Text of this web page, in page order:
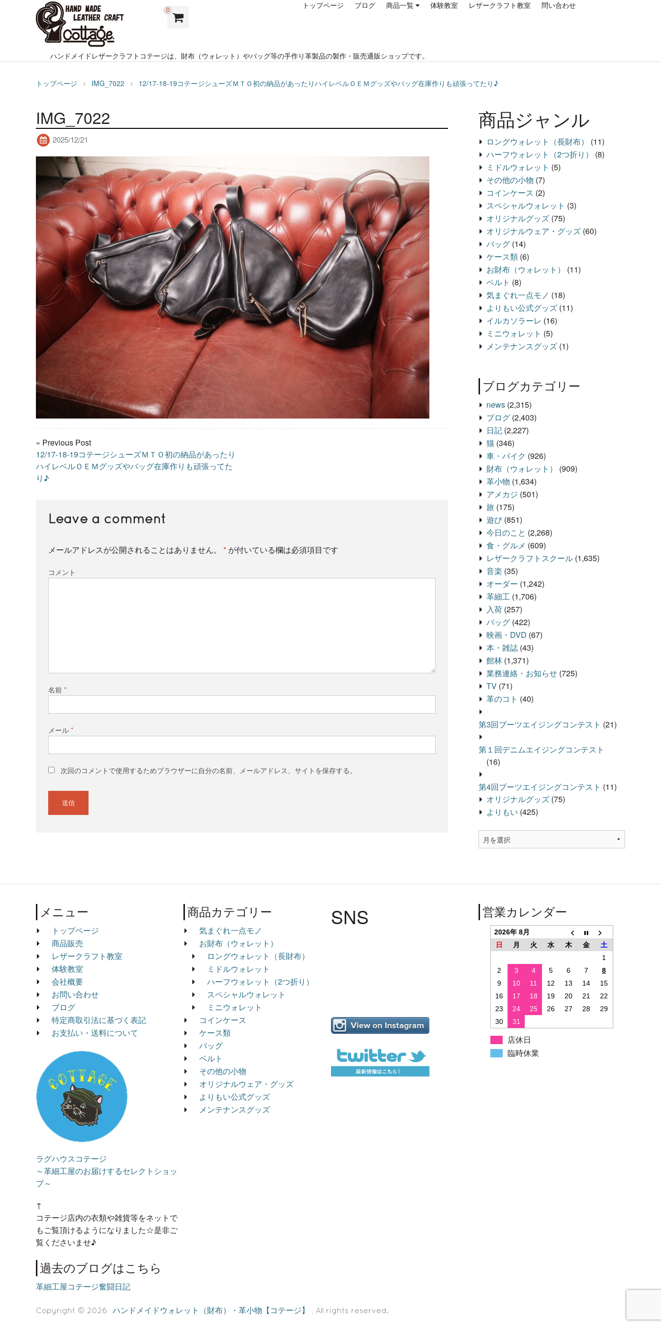
0
トップページ ブログ 商品一覧 体験教室 レザークラフト教室 問い合わせ
ハンドメイドレザークラフトコテージは、財布（ウォレット）やバッグ等の手作り革製品の製作・販売通販ショップです。
トップページ IMG_7022 12/17-18-19コテージシューズＭＴＯ初の納品があったりハイレベルＯＥＭグッズやバッグ在庫作りも頑張ってたり♪
IMG_7022
2025/12/21
« Previous Post
12/17-18-19コテージシューズＭＴＯ初の納品があったり
ハイレベルＯＥＭグッズやバッグ在庫作りも頑張ってた
り♪
Leave a comment
メールアドレスが公開されることはありません。 * が付いている欄は必須項目です
コメント
名前*
メール*
次回のコメントで使用するためブラウザーに自分の名前、メールアドレス、サイトを保存する。
商品ジャンル
ロングウォレット（長財布）
(11)
ハーフウォレット（2つ折り）
(8)
ミドルウォレット (5)
その他の小物 (7)
コインケース (2)
スペシャルウォレット (3)
オリジナルグッズ (75)
オリジナルウェア・グッズ (60)
バッグ (14)
ケース類 (6)
お財布（ウォレット）
(11)
ベルト (8)
気まぐれ一点モノ (18)
よりもい公式グッズ (11)
イルカソラーレ (16)
ミニウォレット (5)
メンテナンスグッズ (1)
ブログカテゴリー
news (2,315)
ブログ (2,403)
日記 (2,227)
猫 (346)
車・バイク (926)
財布（ウォレット）
(909)
革小物 (1,634)
アメカジ (501)
旅 (175)
遊び(851)
今日のこと (2,268)
食・グルメ (609)
レザークラフトスクール (1,635)
音楽 (35)
オーダー (1,242)
革細工 (1,706)
入荷 (257)
バッグ (422)
映画・DVD (67)
本・雑誌 (43)
館林 (1,371)
業務連絡・お知らせ (725)
TV (71)
革のコト (40)
第3回ブーツエイジングコンテスト (21)
第１回デニムエイジングコンテスト
(16)
第4回ブーツエイジングコンテスト (11)
オリジナルグッズ (75)
よりもい (425)
メニュー
トップページ
商品販売
レザークラフト教室
体験教室
会社概要
お問い合わせ
ブログ
特定商取引法に基づく表記
お支払い・送料について
ラグハウスコテージ
～革細工屋のお届けするセレクトショッ
プ～
↑
コテージ店内の衣類や雑貨等をネットで
もご覧頂けるようになりました☆是非ご
覧くださいませ♪
過去のブログはこちら
革細工屋コテージ奮闘日記
商品カテゴリー
気まぐれ一点モノ
お財布（ウォレット）
ロングウォレット（長財布）
ミドルウォレット
ハーフウォレット（2つ折り）
スペシャルウォレット
ミニウォレット
コインケース
ケース類
バッグ
ベルト
その他の小物
オリジナルウェア・グッズ
よりもい公式グッズ
メンテナンスグッズ
SNS 営業カレンダー
2026年 8月
日
月 火 水 木 金
土
1
2
3 4 5 6 7
8
9
10 11 12 13 14
15
16
17 18 19 20 21
22
23
24 25 26 27 28
29
30
31
店休日
臨時休業
Copyright © 2026 ハンドメイドウォレット（財布）・革小物【コテージ】 , All rights reserved.